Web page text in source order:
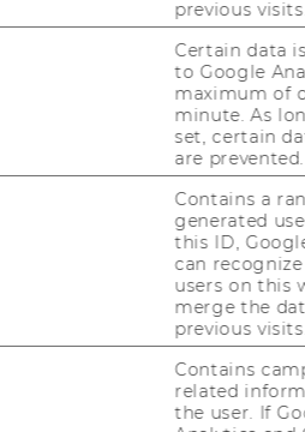
Partner Meeting(by
by the European
those of the author(s)
the European Union or
granting authority can be
previous
Certain data
to Google
maximum of
minute. As
set, certain
are prevented.
Contains a
generated
this ID,
can
users on this
merge the
previous
Contains
related
the user. If